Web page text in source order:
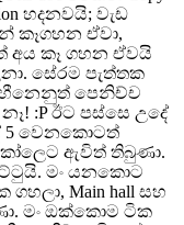
හදනවයි; වැඩ
කෑගහන ඒවා,
අය කෑ ගහන ඒවයි
සේරම පැත්තක
හීනෙනුත් පෙනිච්ච
:P ඊට පස්සෙ උදේ
5 වෙනකොටත්
ඇවිත් තිබුණා.
මං යනකොට
Main hall සහ
මං ඔක්කොම ටික